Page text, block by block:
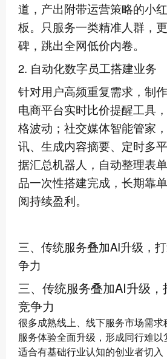
道，产出附带运营策略的小
板。只服务一类精准人群，
碑，跳出全网低价内卷。
2. 自动化数字员工搭建业务
针对用户高频重复需求，制
电商平台实时比价提醒工具
格波动；社交媒体智能管家
讯、生成内容摘要、定时多
据汇总机器人，自动整理表
品一次性搭建完成，长期靠
阅持续盈利。
三、传统服务叠加AI升级，
争力
三、传统服务叠加AI升级
竞争力
很多成熟线上、线下服务市场需
服务体验全面升级，形成同行难以
适合有基础行业认知的创业者切入